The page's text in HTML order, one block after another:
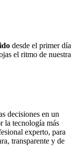
desde el primer día
el ritmo de nuestra
decisiones en un
la tecnología más
experto, para
transparente y de